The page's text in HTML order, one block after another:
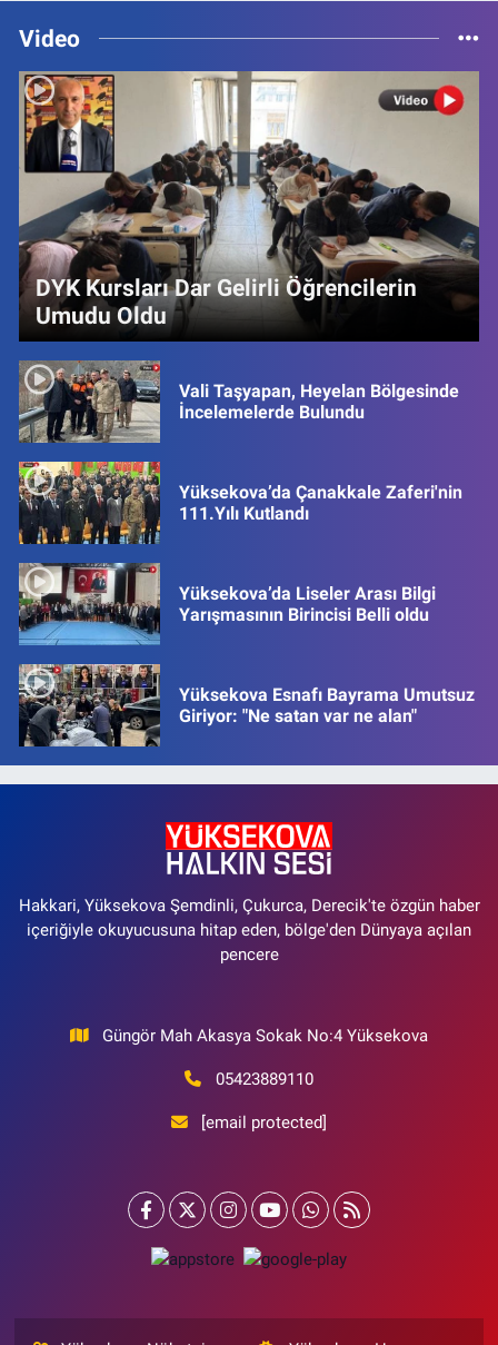
Video
DYK Kursları Dar Gelirli Öğrencilerin
Umudu Oldu
Vali Taşyapan, Heyelan Bölgesinde
İncelemelerde Bulundu
Yüksekova’da Çanakkale Zaferi'nin
111.Yılı Kutlandı
Yüksekova’da Liseler Arası Bilgi
Yarışmasının Birincisi Belli oldu
Yüksekova Esnafı Bayrama Umutsuz
Giriyor: "Ne satan var ne alan"
Hakkari, Yüksekova Şemdinli, Çukurca, Derecik'te özgün haber
içeriğiyle okuyucusuna hitap eden, bölge'den Dünyaya açılan
pencere
Güngör Mah Akasya Sokak No:4 Yüksekova
05423889110
[email protected]